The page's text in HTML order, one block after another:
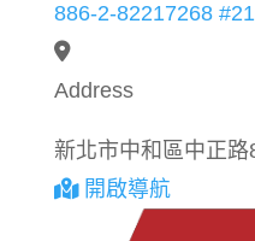
886-2-82217268 #21
Address
新北市中和區中正
開啟導航